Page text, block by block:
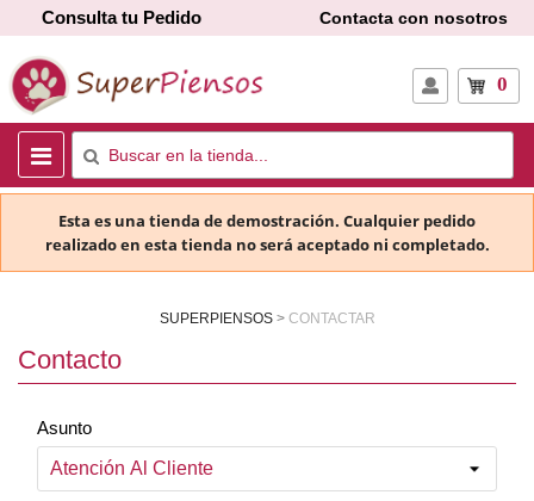
Consulta tu Pedido Contacta con nosotros
0
Esta es una tienda de demostración. Cualquier pedido
realizado en esta tienda no será aceptado ni completado.
SUPERPIENSOS CONTACTAR
Contacto
Asunto